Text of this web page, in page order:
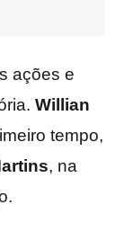
ações e
Willian
tempo,
, na